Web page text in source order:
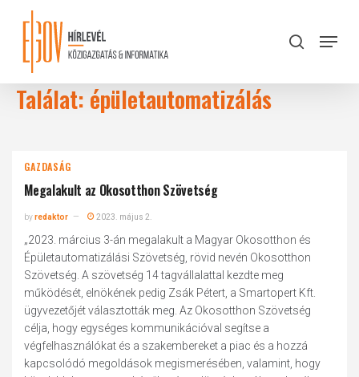
content
search
Menu
Találat: épületautomatizálás
GAZDASÁG
Megalakult az Okosotthon Szövetség
byredaktor 2023. május 2.
„2023. március 3-án megalakult a Magyar Okosotthon és
Épületautomatizálási Szövetség, rövid nevén Okosotthon
Szövetség. A szövetség 14 tagvállalattal kezdte meg
működését, elnökének pedig Zsák Pétert, a Smartopert Kft.
ügyvezetőjét választották meg. Az Okosotthon Szövetség
célja, hogy egységes kommunikációval segítse a
végfelhasználókat és a szakembereket a piac és a hozzá
kapcsolódó megoldások megismerésében, valamint, hogy
Close